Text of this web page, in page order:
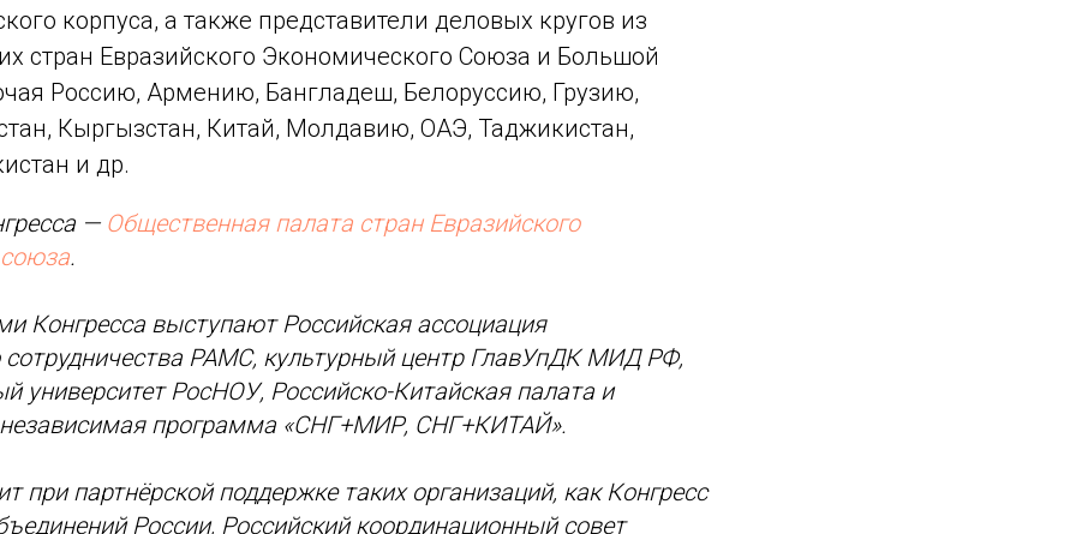
корпуса, а также представители деловых кругов из
стран Евразийского Экономического Союза и Большой
Россию, Армению, Бангладеш, Белоруссию, Грузию,
Кыргызстан, Китай, Молдавию, ОАЭ, Таджикистан,
и др.
— Общественная палата стран Евразийского
.
Конгресса выступают Российская ассоциация
РАМС, культурный центр ГлавУпДК МИД РФ,
университет РосНОУ, Российско-Китайская палата и
программа «СНГ+МИР, СНГ+КИТАЙ».
при партнёрской поддержке таких организаций, как Конгресс
России, Российский координационный совет